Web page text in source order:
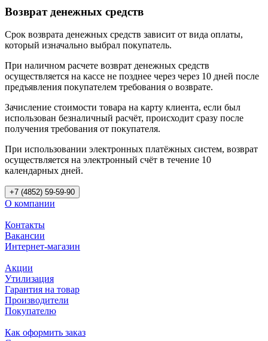
Возврат денежных средств
Срок возврата денежных средств зависит от вида оплаты,
который изначально выбрал покупатель.
При наличном расчете возврат денежных средств
осуществляется на кассе не позднее через через 10 дней после
предъявления покупателем требования о возврате.
Зачисление стоимости товара на карту клиента, если был
использован безналичный расчёт, происходит сразу после
получения требования от покупателя.
При использовании электронных платёжных систем, возврат
осуществляется на электронный счёт в течение 10
календарных дней.
+7 (4852) 59-59-90
О компании
Контакты
Вакансии
Интернет-магазин
Акции
Утилизация
Гарантия на товар
Производители
Покупателю
Как оформить заказ